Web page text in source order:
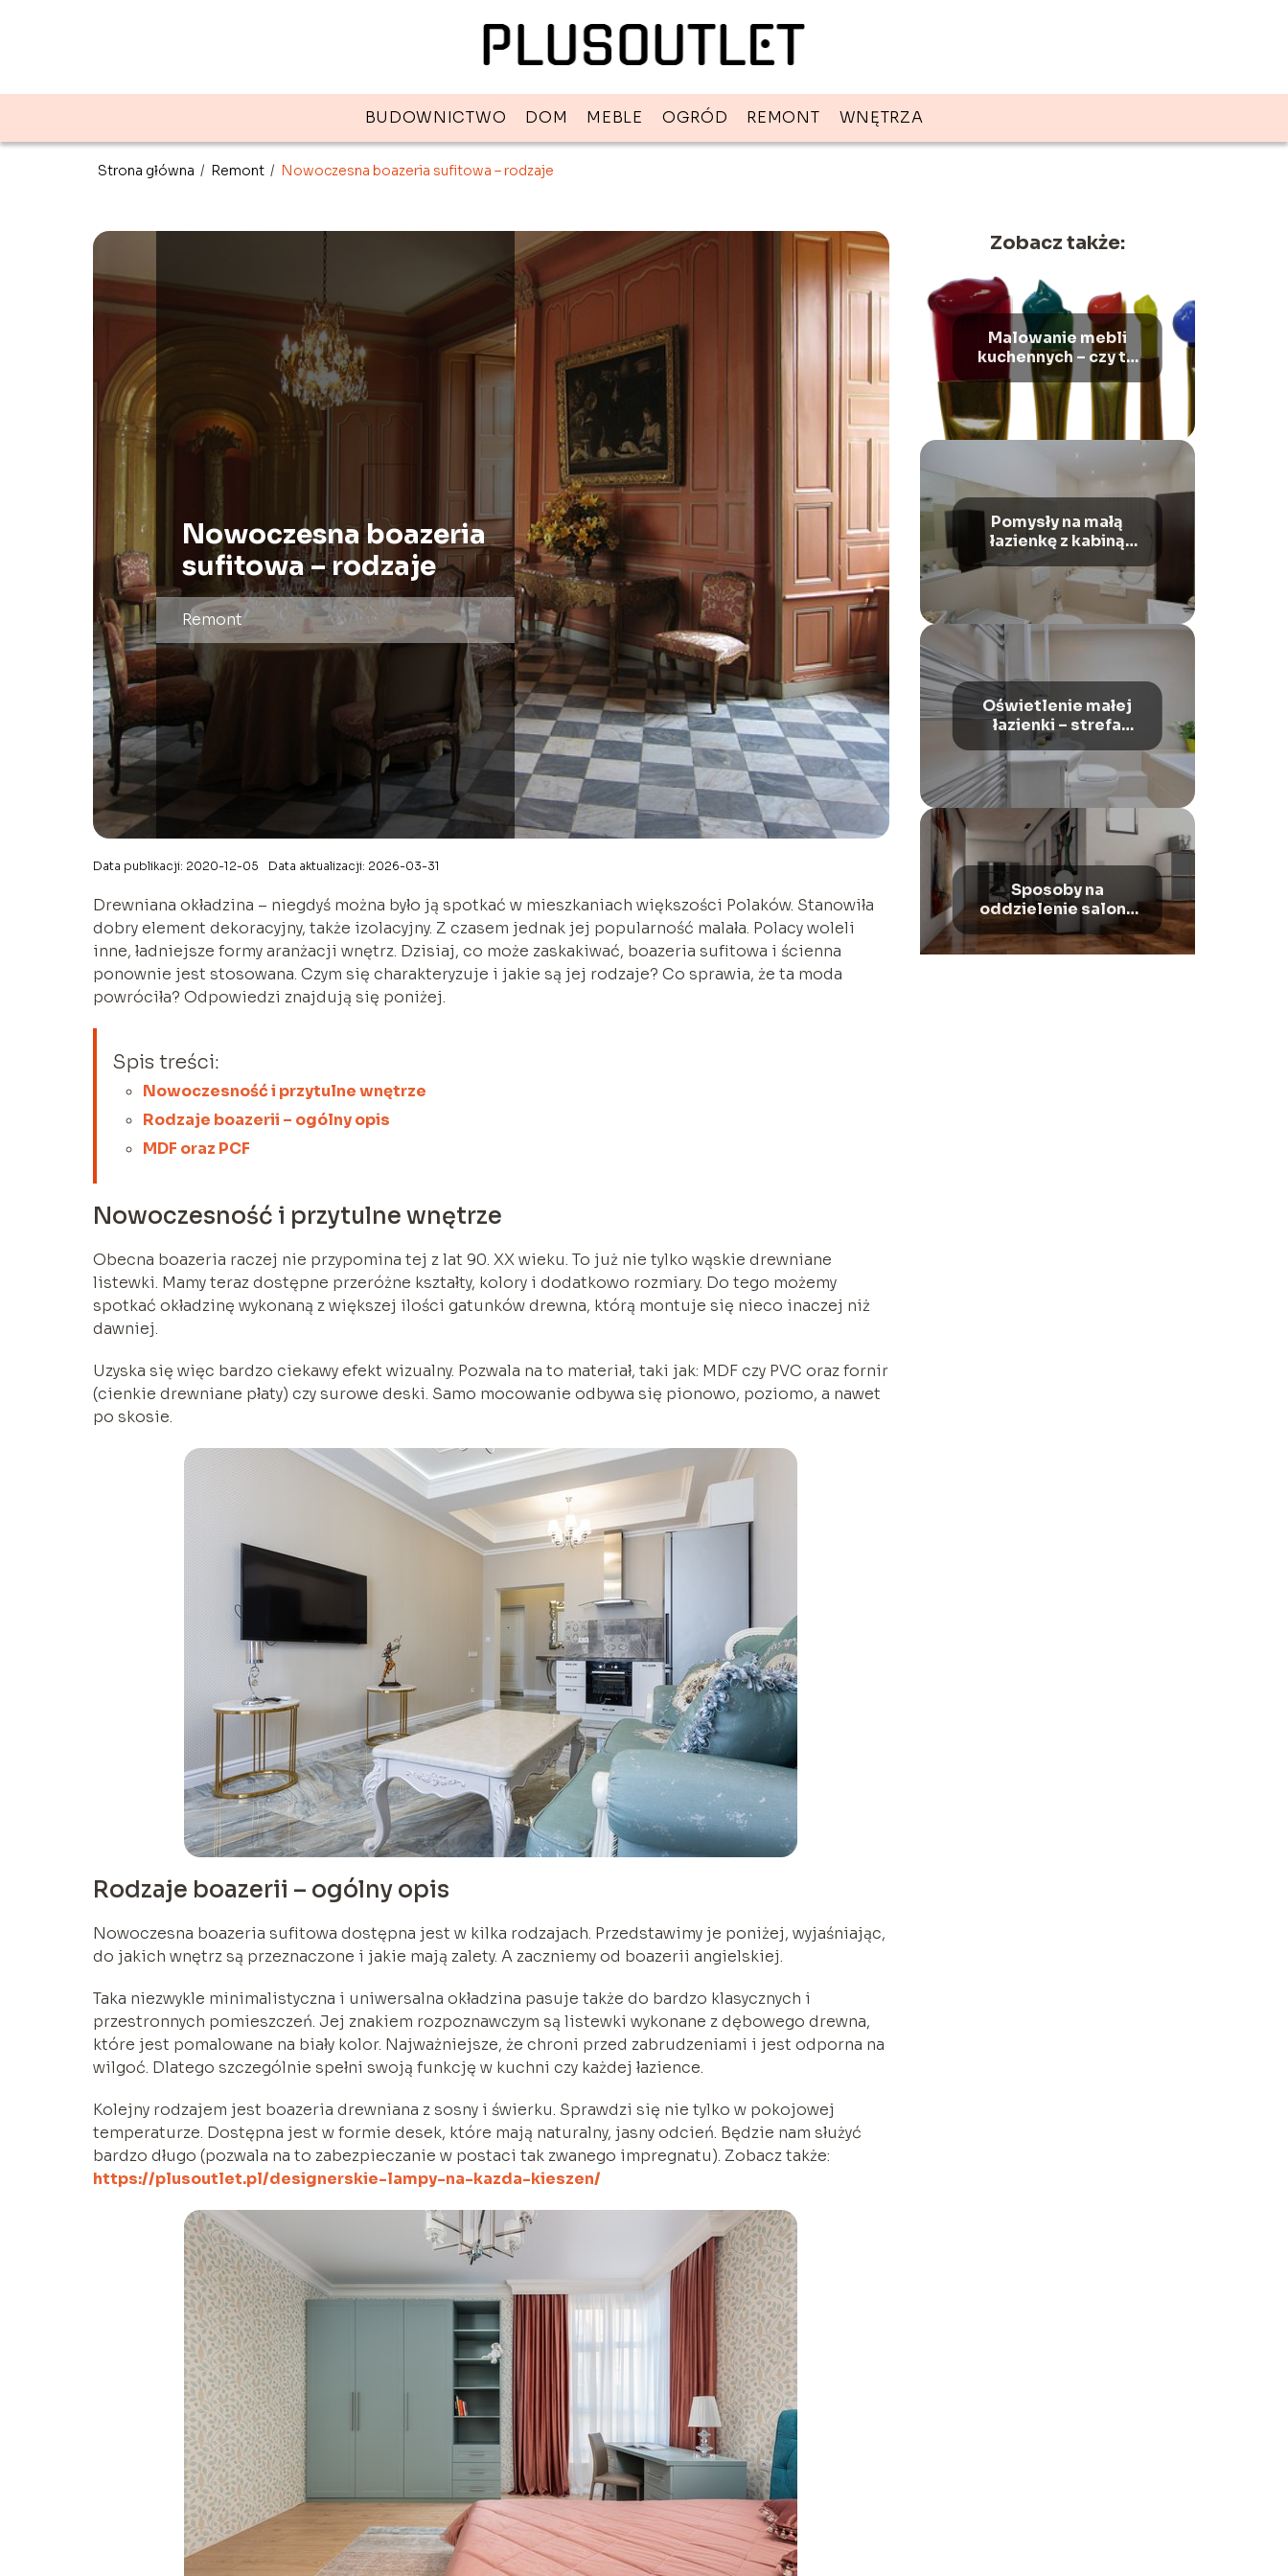
BUDOWNICTWO DOM MEBLE OGRÓD REMONT WNĘTRZA
Strona główna / Remont / Nowoczesna boazeria sufitowa – rodzaje
Nowoczesna boazeria
sufitowa – rodzaje
Remont
Data publikacji: 2020-12-05 Data aktualizacji: 2026-03-31
Drewniana okładzina – niegdyś można było ją spotkać w mieszkaniach większości Polaków. Stanowiła
dobry element dekoracyjny, także izolacyjny. Z czasem jednak jej popularność malała. Polacy woleli
inne, ładniejsze formy aranżacji wnętrz. Dzisiaj, co może zaskakiwać, boazeria sufitowa i ścienna
ponownie jest stosowana. Czym się charakteryzuje i jakie są jej rodzaje? Co sprawia, że ta moda
powróciła? Odpowiedzi znajdują się poniżej.
Spis treści:
Nowoczesność i przytulne wnętrze
Rodzaje boazerii – ogólny opis
MDF oraz PCF
Nowoczesność i przytulne wnętrze
Obecna boazeria raczej nie przypomina tej z lat 90. XX wieku. To już nie tylko wąskie drewniane
listewki. Mamy teraz dostępne przeróżne kształty, kolory i dodatkowo rozmiary. Do tego możemy
spotkać okładzinę wykonaną z większej ilości gatunków drewna, którą montuje się nieco inaczej niż
dawniej.
Uzyska się więc bardzo ciekawy efekt wizualny. Pozwala na to materiał, taki jak: MDF czy PVC oraz fornir
(cienkie drewniane płaty) czy surowe deski. Samo mocowanie odbywa się pionowo, poziomo, a nawet
po skosie.
Rodzaje boazerii – ogólny opis
Nowoczesna boazeria sufitowa dostępna jest w kilka rodzajach. Przedstawimy je poniżej, wyjaśniając,
do jakich wnętrz są przeznaczone i jakie mają zalety. A zaczniemy od boazerii angielskiej.
Taka niezwykle minimalistyczna i uniwersalna okładzina pasuje także do bardzo klasycznych i
przestronnych pomieszczeń. Jej znakiem rozpoznawczym są listewki wykonane z dębowego drewna,
które jest pomalowane na biały kolor. Najważniejsze, że chroni przed zabrudzeniami i jest odporna na
wilgoć. Dlatego szczególnie spełni swoją funkcję w kuchni czy każdej łazience.
Kolejny rodzajem jest boazeria drewniana z sosny i świerku. Sprawdzi się nie tylko w pokojowej
temperaturze. Dostępna jest w formie desek, które mają naturalny, jasny odcień. Będzie nam służyć
bardzo długo (pozwala na to zabezpieczanie w postaci tak zwanego impregnatu). Zobacz także:
https://plusoutlet.pl/designerskie-lampy-na-kazda-kieszen/
Zobacz także:
Malowanie mebli
kuchennych – czy to
dobry pomysł?
Pomysły na małą
łazienkę z kabiną
prysznicową
Oświetlenie małej
łazienki – strefa
relaksu w małym
mieszkaniu
Sposoby na
oddzielenie salonu
od przedpokoju